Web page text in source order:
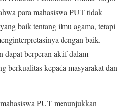
para mahasiswa PUT tidak
baik tentang ilmu agama, tetapi
dengan baik.
dapat berperan aktif dalam
berkualitas kepada masyarakat dan
PUT menunjukkan